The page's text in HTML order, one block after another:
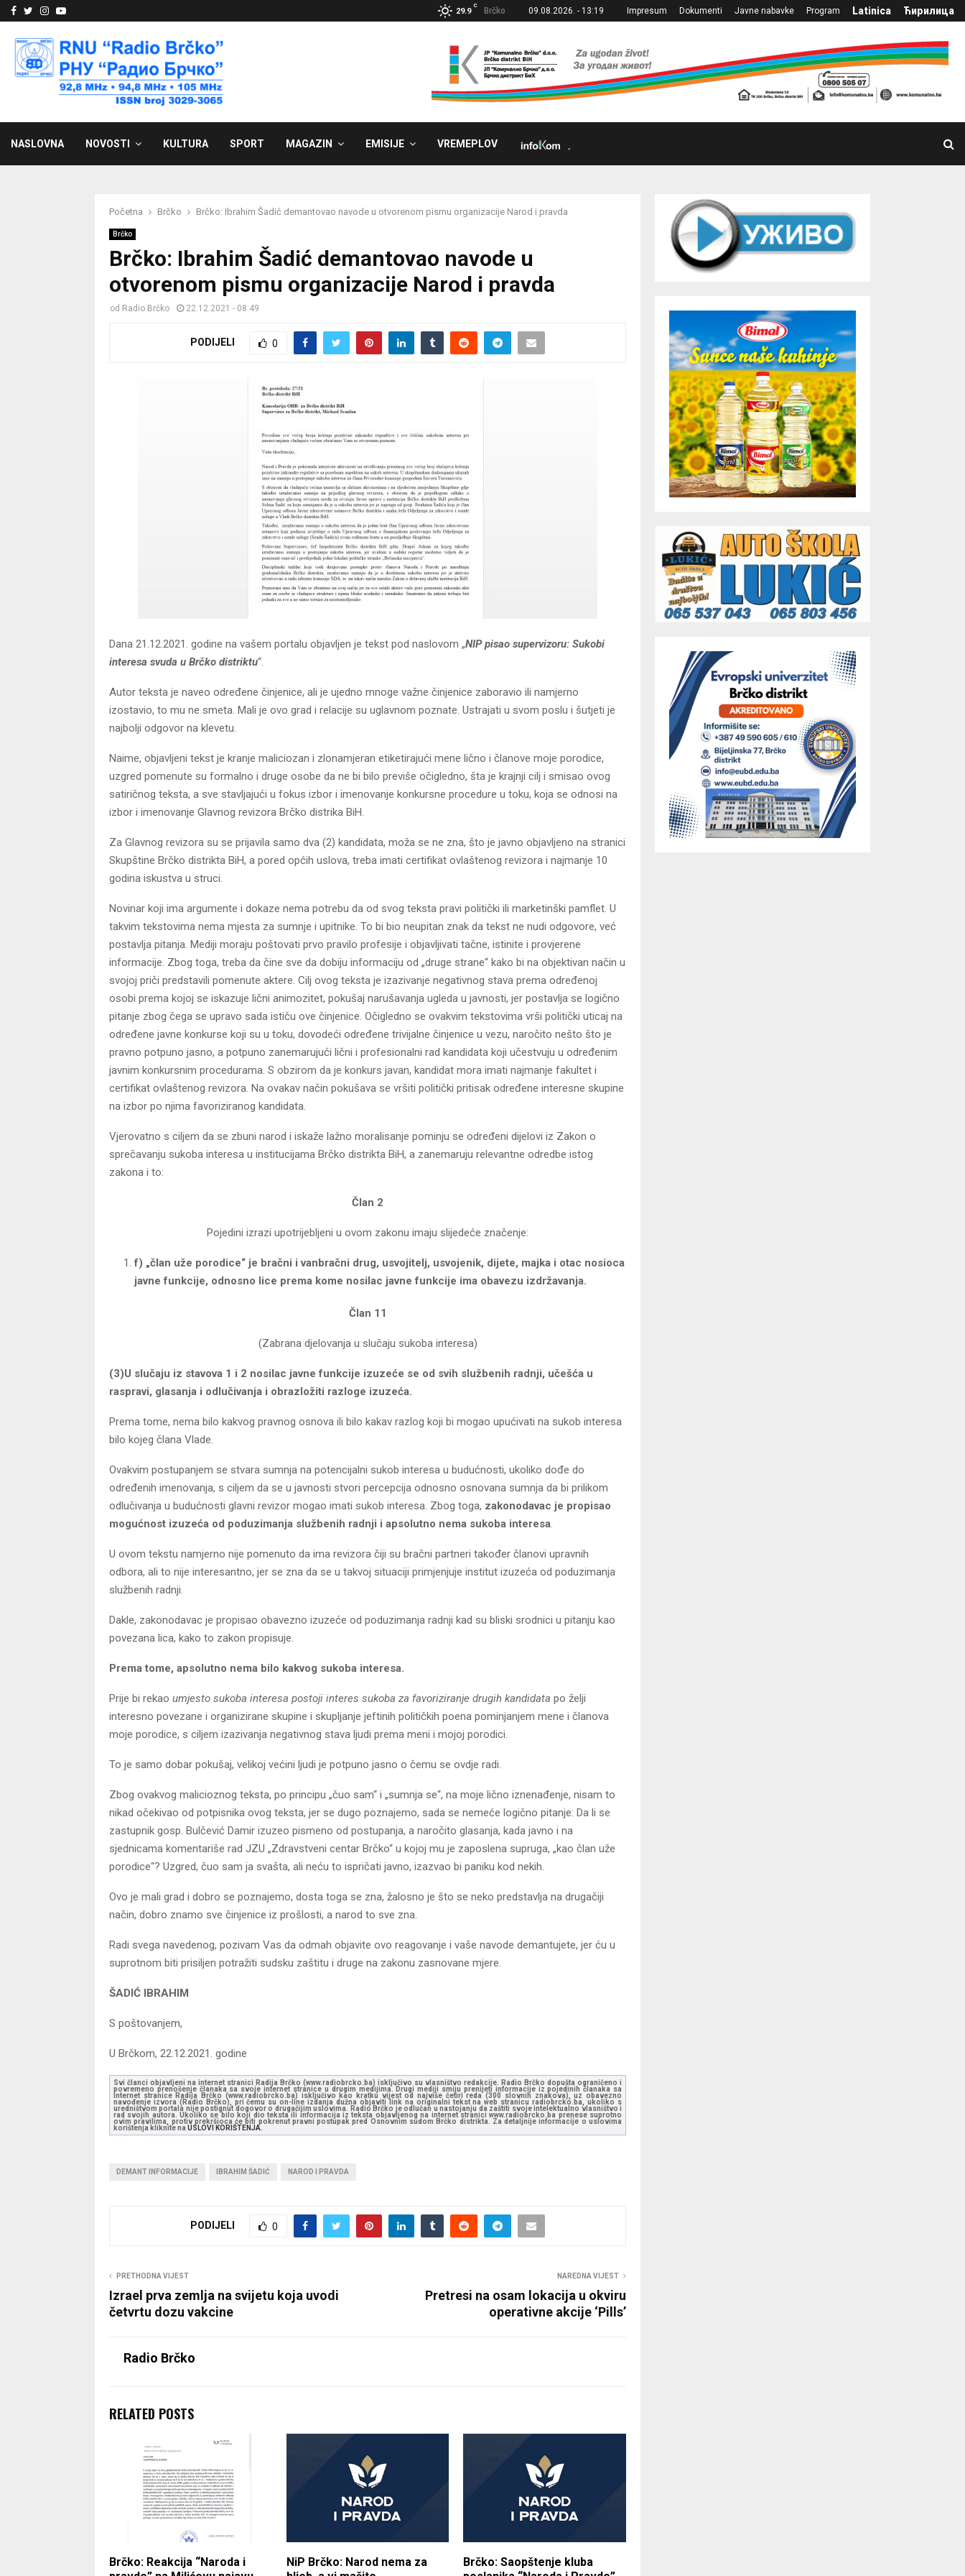
Facebook
Twitter
Instagram
Youtube 29.9
C
Brčko 09.08.2026. - 13:19 Impresum Dokumenti Javne nabavke Program Latinica Ћирилица
NASLOVNA NOVOSTI KULTURA SPORT MAGAZIN EMISIJE VREMEPLOV
Početna Brčko Brčko: Ibrahim Šadić demantovao navode u otvorenom pismu organizacije Narod i pravda
Brčko
Brčko: Ibrahim Šadić demantovao navode u
otvorenom pismu organizacije Narod i pravda
od Radio Brčko 22.12.2021 - 08:49
PODIJELI 0
Dana 21.12.2021. godine na vašem portalu objavljen je tekst pod naslovom „NIP pisao supervizoru: Sukobi
interesa svuda u Brčko distriktu“.
Autor teksta je naveo određene činjenice, ali je ujedno mnoge važne činjenice zaboravio ili namjerno
izostavio, to mu ne smeta. Mali je ovo grad i relacije su uglavnom poznate. Ustrajati u svom poslu i šutjeti je
najbolji odgovor na klevetu.
Naime, objavljeni tekst je kranje maliciozan i zlonamjeran etiketirajući mene lično i članove moje porodice,
uzgred pomenute su formalno i druge osobe da ne bi bilo previše očigledno, šta je krajnji cilj i smisao ovog
satiričnog teksta, a sve stavljajući u fokus izbor i imenovanje konkursne procedure u toku, koja se odnosi na
izbor i imenovanje Glavnog revizora Brčko distrika BiH.
Za Glavnog revizora su se prijavila samo dva (2) kandidata, moža se ne zna, što je javno objavljeno na stranici
Skupštine Brčko distrikta BiH, a pored općih uslova, treba imati certifikat ovlaštenog revizora i najmanje 10
godina iskustva u struci.
Novinar koji ima argumente i dokaze nema potrebu da od svog teksta pravi politički ili marketinški pamflet. U
takvim tekstovima nema mjesta za sumnje i upitnike. To bi bio neupitan znak da tekst ne nudi odgovore, već
postavlja pitanja. Mediji moraju poštovati prvo pravilo profesije i objavljivati tačne, istinite i provjerene
informacije. Zbog toga, treba da čine sve da dobiju informaciju od „druge strane“ kako bi na objektivan način u
svojoj priči predstavili pomenute aktere. Cilj ovog teksta je izazivanje negativnog stava prema određenoj
osobi prema kojoj se iskazuje lični animozitet, pokušaj narušavanja ugleda u javnosti, jer postavlja se logično
pitanje zbog čega se upravo sada ističu ove činjenice. Očigledno se ovakvim tekstovima vrši politički uticaj na
određene javne konkurse koji su u toku, dovodeći određene trivijalne činjenice u vezu, naročito nešto što je
pravno potpuno jasno, a potpuno zanemarujući lični i profesionalni rad kandidata koji učestvuju u određenim
javnim konkursnim procedurama. S obzirom da je konkurs javan, kandidat mora imati najmanje fakultet i
certifikat ovlaštenog revizora. Na ovakav način pokušava se vršiti politički pritisak određene interesne skupine
na izbor po njima favoriziranog kandidata.
Vjerovatno s ciljem da se zbuni narod i iskaže lažno moralisanje pominju se određeni dijelovi iz Zakon o
sprečavanju sukoba interesa u institucijama Brčko distrikta BiH, a zanemaruju relevantne odredbe istog
zakona i to:
Član 2
Pojedini izrazi upotrijebljeni u ovom zakonu imaju slijedeće značenje:
f) „član uže porodice“ je bračni i vanbračni drug, usvojitelj, usvojenik, dijete, majka i otac nosioca
javne funkcije, odnosno lice prema kome nosilac javne funkcije ima obavezu izdržavanja.
Član 11
(Zabrana djelovanja u slučaju sukoba interesa)
(3)U slučaju iz stavova 1 i 2 nosilac javne funkcije izuzeće se od svih službenih radnji, učešća u
raspravi, glasanja i odlučivanja i obrazložiti razloge izuzeća.
Prema tome, nema bilo kakvog pravnog osnova ili bilo kakav razlog koji bi mogao upućivati na sukob interesa
bilo kojeg člana Vlade.
Ovakvim postupanjem se stvara sumnja na potencijalni sukob interesa u budućnosti, ukoliko dođe do
određenih imenovanja, s ciljem da se u javnosti stvori percepcija odnosno osnovana sumnja da bi prilikom
odlučivanja u budućnosti glavni revizor mogao imati sukob interesa. Zbog toga, zakonodavac je propisao
mogućnost izuzeća od poduzimanja službenih radnji i apsolutno nema sukoba interesa.
U ovom tekstu namjerno nije pomenuto da ima revizora čiji su bračni partneri također članovi upravnih
odbora, ali to nije interesantno, jer se zna da se u takvoj situaciji primjenjuje institut izuzeća od poduzimanja
službenih radnji.
Dakle, zakonodavac je propisao obavezno izuzeće od poduzimanja radnji kad su bliski srodnici u pitanju kao
povezana lica, kako to zakon propisuje.
Prema tome, apsolutno nema bilo kakvog sukoba interesa.
Prije bi rekao umjesto sukoba interesa postoji interes sukoba za favoriziranje drugih kandidata po želji
interesno povezane i organizirane skupine i skupljanje jeftinih političkih poena pominjanjem mene i članova
moje porodice, s ciljem izazivanja negativnog stava ljudi prema meni i mojoj porodici.
To je samo dobar pokušaj, velikoj većini ljudi je potpuno jasno o čemu se ovdje radi.
Zbog ovakvog malicioznog teksta, po principu „čuo sam“ i „sumnja se“, na moje lično iznenađenje, nisam to
nikad očekivao od potpisnika ovog teksta, jer se dugo poznajemo, sada se nemeće logično pitanje: Da li se
zastupnik gosp. Bulčević Damir izuzeo pismeno od postupanja, a naročito glasanja, kada javno i na
sjednicama komentariše rad JZU „Zdravstveni centar Brčko“ u kojoj mu je zaposlena supruga, „kao član uže
porodice“? Uzgred, čuo sam ja svašta, ali neću to ispričati javno, izazvao bi paniku kod nekih.
Ovo je mali grad i dobro se poznajemo, dosta toga se zna, žalosno je što se neko predstavlja na drugačiji
način, dobro znamo sve činjenice iz prošlosti, a narod to sve zna.
Radi svega navedenog, pozivam Vas da odmah objavite ovo reagovanje i vaše navode demantujete, jer ću u
suprotnom biti prisiljen potražiti sudsku zaštitu i druge na zakonu zasnovane mjere.
ŠADIĆ IBRAHIM
S poštovanjem,
U Brčkom, 22.12.2021. godine
Svi članci objavljeni na internet stranici Radija Brčko (www.radiobrcko.ba) isključivo su vlasništvo redakcije. Radio Brčko dopušta ograničeno i
povremeno prenošenje članaka sa svoje internet stranice u drugim medijima. Drugi mediji smiju prenijeti informacije iz pojedinih članaka sa
Internet stranice Radija Brčko (www.radiobrcko.ba) isključivo kao kratku vijest od najviše četiri reda (300 slovnih znakova), uz obavezno
navođenje izvora (Radio Brčko), pri čemu su on-line izdanja dužna objaviti link na originalni tekst na web stranicu radiobrcko.ba, ukoliko s
uredništvom portala nije postignut dogovor o drugačijim uslovima. Radio Brčko je odlučan u nastojanju da zaštiti svoje intelektualno vlasništvo i
rad svojih autora. Ukoliko se bilo koji dio teksta ili informacija iz teksta objavljenog na internet stranici www.radiobrcko.ba prenese suprotno
ovim pravilima, protiv prekršioca će biti pokrenut pravni postupak pred Osnovnim sudom Brčko distrikta. Za detaljnije informacije o uslovima
korištenja kliknite na USLOVI KORIŠTENJA.
DEMANT INFORMACIJE IBRAHIM ŠADIĆ NAROD I PRAVDA
PODIJELI 0
PRETHODNA VIJEST
Izrael prva zemlja na svijetu koja uvodi
četvrtu dozu vakcine
NAREDNA VIJEST
Pretresi na osam lokacija u okviru
operativne akcije ‘Pills’
Radio Brčko
RELATED POSTS
Brčko: Reakcija “Naroda i
NiP Brčko: Narod nema za
Brčko: Saopštenje kluba